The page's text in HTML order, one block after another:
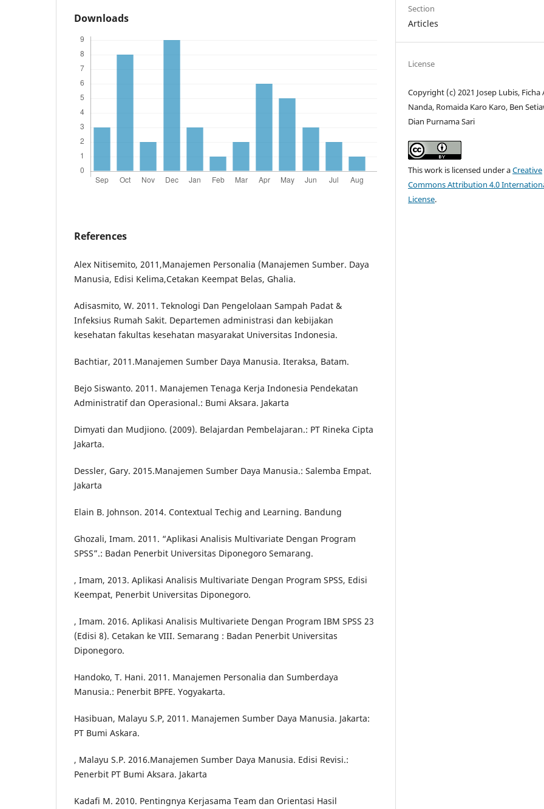
Downloads
References
Alex Nitisemito, 2011,Manajemen Personalia (Manajemen Sumber. Daya
Manusia, Edisi Kelima,Cetakan Keempat Belas, Ghalia.
Adisasmito, W. 2011. Teknologi Dan Pengelolaan Sampah Padat &
Infeksius Rumah Sakit. Departemen administrasi dan kebijakan
kesehatan fakultas kesehatan masyarakat Universitas Indonesia.
Bachtiar, 2011.Manajemen Sumber Daya Manusia. Iteraksa, Batam.
Bejo Siswanto. 2011. Manajemen Tenaga Kerja Indonesia Pendekatan
Administratif dan Operasional.: Bumi Aksara. Jakarta
Dimyati dan Mudjiono. (2009). Belajardan Pembelajaran.: PT Rineka Cipta
Jakarta.
Dessler, Gary. 2015.Manajemen Sumber Daya Manusia.: Salemba Empat.
Jakarta
Elain B. Johnson. 2014. Contextual Techig and Learning. Bandung
Ghozali, Imam. 2011. “Aplikasi Analisis Multivariate Dengan Program
SPSS”.: Badan Penerbit Universitas Diponegoro Semarang.
, Imam, 2013. Aplikasi Analisis Multivariate Dengan Program SPSS, Edisi
Keempat, Penerbit Universitas Diponegoro.
, Imam. 2016. Aplikasi Analisis Multivariete Dengan Program IBM SPSS 23
(Edisi 8). Cetakan ke VIII. Semarang : Badan Penerbit Universitas
Diponegoro.
Handoko, T. Hani. 2011. Manajemen Personalia dan Sumberdaya
Manusia.: Penerbit BPFE. Yogyakarta.
Hasibuan, Malayu S.P, 2011. Manajemen Sumber Daya Manusia. Jakarta:
PT Bumi Askara.
, Malayu S.P. 2016.Manajemen Sumber Daya Manusia. Edisi Revisi.:
Penerbit PT Bumi Aksara. Jakarta
Kadafi M. 2010. Pentingnya Kerjasama Team dan Orientasi Hasil
Section
Articles
License
Copyright (c) 2021 Josep Lubis, Ficha
Nanda, Romaida Karo Karo, Ben
Dian Purnama Sari
This work is licensed under aCreative
Commons Attribution 4.0
License.